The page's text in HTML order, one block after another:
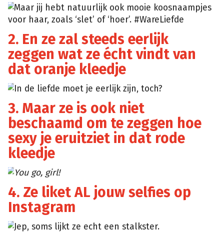
Tumblr
Maar jij hebt natuurlijk ook mooie koosnaampjes
voor haar, zoals ‘slet’ of ‘hoer’. #WareLiefde
2. En ze zal steeds eerlijk
zeggen wat ze écht vindt van
dat oranje kleedje
Cosmopolitan
In de liefde moet je eerlijk zijn, toch?
3. Maar ze is ook niet
beschaamd om te zeggen hoe
sexy je eruitziet in dat rode
kleedje
Gr-
assets
You go, girl!
4. Ze liket AL jouw selfies op
Instagram
Ekdodhai
Jep, soms lijkt ze echt een stalkster.